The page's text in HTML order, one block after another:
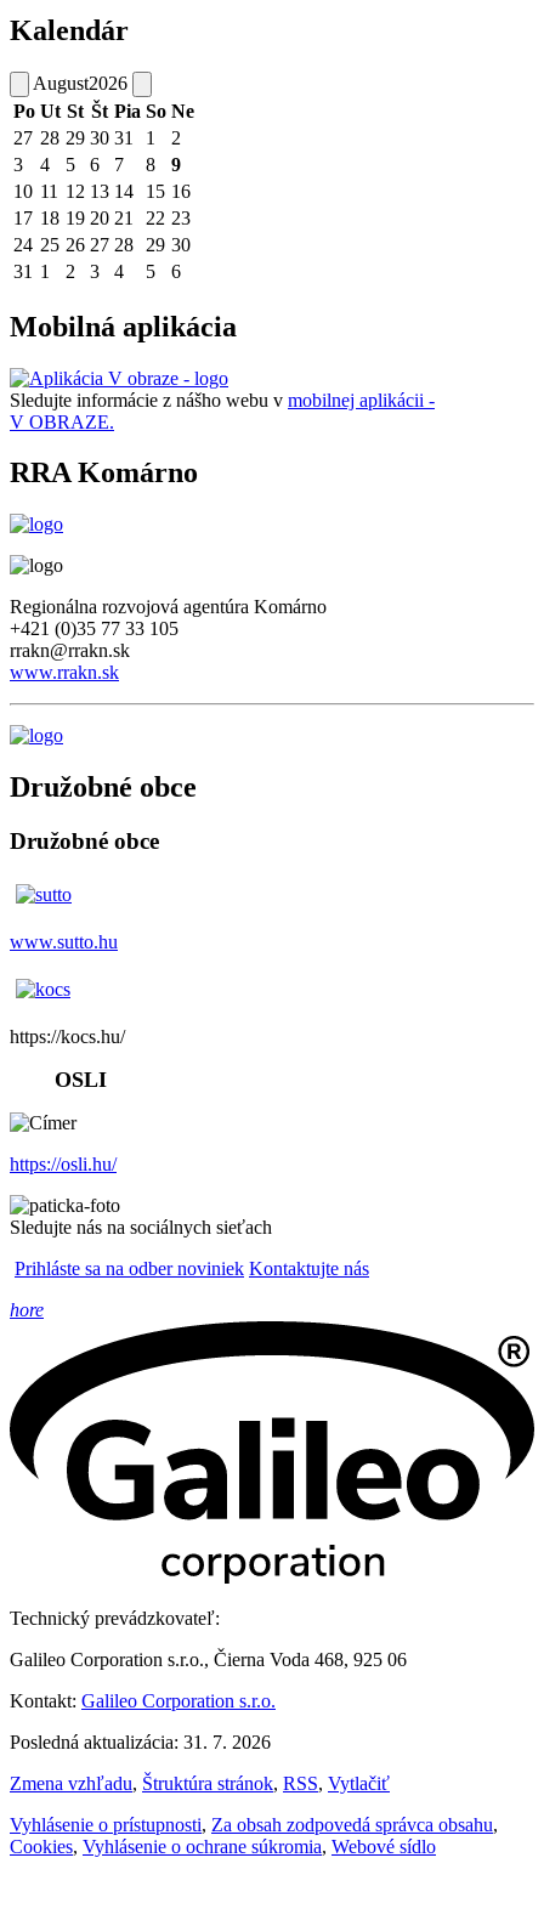
Kalendár
August2026
Po Ut St Št Pia So Ne
27 28 29 30 31 1
2
3
4 5 6 7 8
9
10 11 12 13 14 15 16
17 18 19 20 21 22 23
24 25 26 27 28 29 30
31 1 2 3 4 5 6
Mobilná aplikácia
Sledujte informácie z nášho webu v mobilnej aplikácii -
V OBRAZE.
RRA Komárno
Regionálna rozvojová agentúra Komárno
+421 (0)35 77 33 105
rrakn@rrakn.sk
www.rrakn.sk
Družobné obce
Družobné obce
www.sutto.hu
https://kocs.hu/
OSLI
https://osli.hu/
Sledujte nás na sociálnych sieťach
Prihláste sa na odber noviniek Kontaktujte nás
hore
Technický prevádzkovateľ:
Galileo Corporation s.r.o., Čierna Voda 468, 925 06
Kontakt: Galileo Corporation s.r.o.
Posledná aktualizácia: 31. 7. 2026
Zmena vzhľadu, Štruktúra stránok, RSS, Vytlačiť
Vyhlásenie o prístupnosti, Za obsah zodpovedá správca obsahu,
Cookies, Vyhlásenie o ochrane súkromia, Webové sídlo